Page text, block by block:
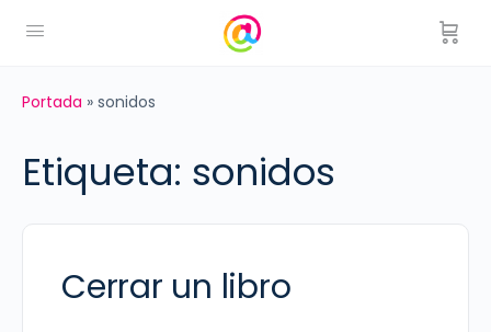
Portada » sonidos
Etiqueta: sonidos
Cerrar un libro